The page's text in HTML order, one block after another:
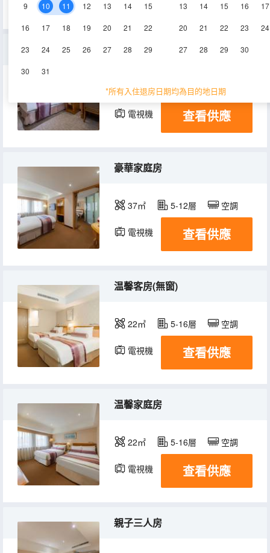
9 10 11 12 13 14 15
16 17 18 19 20 21 22
23 24 25 26 27 28 29
30 31
13 14 15 16 17
20 21 22 23 24
27 28 29 30
*所有入住退房日期均為目的地日期
經濟客房(無窗)
17㎡ 5-16層 空調
電視機 冰箱
查看供應
豪華家庭房
37㎡ 5-12層 空調
電視機 冰箱
查看供應
温馨客房(無窗)
22㎡ 5-16層 空調
電視機 冰箱
查看供應
温馨家庭房
22㎡ 5-16層 空調
電視機 冰箱
查看供應
親子三人房